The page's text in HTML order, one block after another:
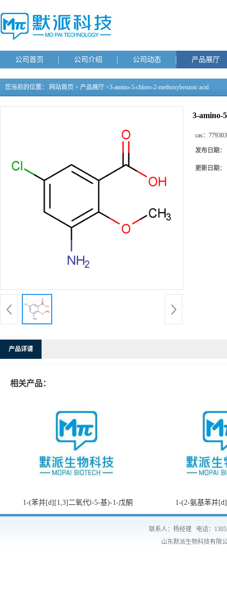
公司首页 公司介绍 公司动态 产品展厅
您当前的位置： 网站首页 > 产品展厅 >3-amino-5-chloro-2-methoxybenzoic acid
3-amino-
cas：
发布日期：
更新日期：
产品详请
相关产品：
1-(苯并[d][1,3]二氧代l-5-基)-1-戊酮 1-(2-氨基苯并
联系人：杨经理 电话：
山东默派生物科技有限